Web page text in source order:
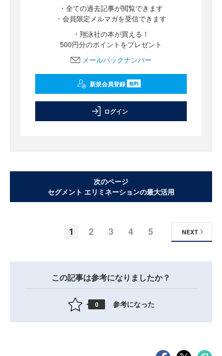
・全ての過去記事が閲覧できます
・会員限定メルマガを受信できます
・翔泳社の本が買える！
500円分のポイントをプレゼント
メールバックナンバー
新規会員登録 無料
ログイン
次のページ
セグメント エリミネーションの最大活用
1 2 3 4 5 NEXT
この記事は参考になりましたか？
0 参考になった